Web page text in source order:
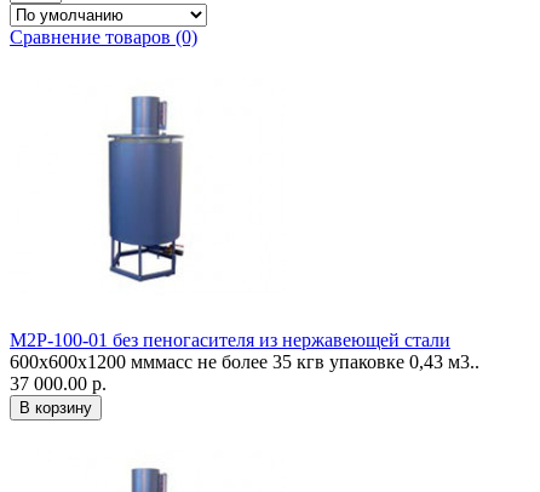
Сравнение товаров (0)
М2Р-100-01 без пеногасителя из нержавеющей стали
600х600х1200 мммасс не более 35 кгв упаковке 0,43 м3..
37 000.00 р.